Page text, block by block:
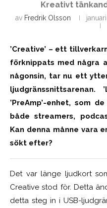
Kreativt
av Fredrik Olsson
’Creative’ – ett
förknippats med några
någonsin, tar nu ett
ljudgränssnittsarenan.
’PreAmp’-enhet, som
både streamers,
Kan denna månne vara
sökt efter?
Det var länge ljudkort
Creative stod för. Detta
detta steg in i USB-